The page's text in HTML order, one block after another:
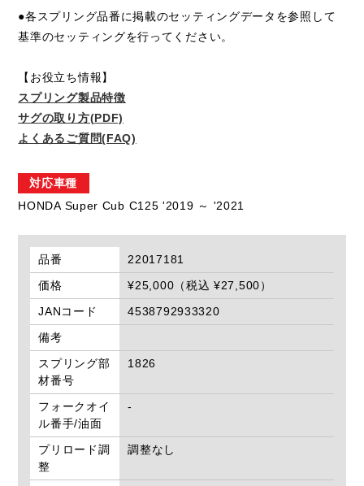
●各スプリング品番に掲載のセッティングデータを参照して
基準のセッティングを行ってください。
【お役立ち情報】
スプリング製品特徴
サグの取り方(PDF)
よくあるご質問(FAQ)
対応車種
HONDA Super Cub C125 '2019 ～ '2021
品番
22017181
価格
¥25,000（税込 ¥27,500）
JANコード
4538792933320
備考
スプリング部
材番号
1826
フォークオイ
ル番手/油面
-
プリロード調
整
調整なし